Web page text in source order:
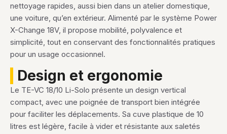
nettoyage rapides, aussi bien dans un atelier domestique,
une voiture, qu’en extérieur. Alimenté par le système Power
X-Change 18V, il propose mobilité, polyvalence et
simplicité, tout en conservant des fonctionnalités pratiques
pour un usage occasionnel.
Design et ergonomie
Le TE-VC 18/10 Li-Solo présente un design vertical
compact, avec une poignée de transport bien intégrée
pour faciliter les déplacements. Sa cuve plastique de 10
litres est légère, facile à vider et résistante aux saletés